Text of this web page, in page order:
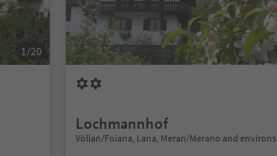
1/20
Lochmannhof
Völlan/Foiana, Lana, Meran/Merano and environs